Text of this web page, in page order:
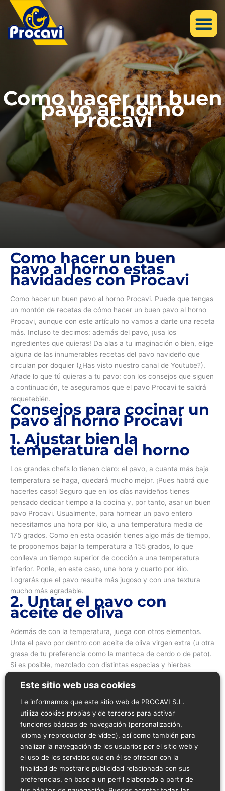
Como hacer un buen
pavo al horno
Procavi
Como hacer un buen
pavo al horno estas
navidades con Procavi
Como hacer un buen pavo al horno Procavi. Puede que tengas
un montón de recetas de cómo hacer un buen pavo al horno
Procavi, aunque con este artículo no vamos a darte una receta
más. Incluso te decimos: además del pavo, ¡usa los
ingredientes que quieras! Da alas a tu imaginación o bien, elige
alguna de las innumerables recetas del pavo navideño que
circulan por doquier (¿Has visto nuestro canal de Youtube?).
Añade lo que tú quieras a tu pavo: con los consejos que siguen
a continuación, te aseguramos que el pavo Procavi te saldrá
requetebién.
Consejos para cocinar un
pavo al horno Procavi
1. Ajustar bien la
temperatura del horno
Los grandes chefs lo tienen claro: el pavo, a cuanta más baja
temperatura se haga, quedará mucho mejor. ¡Pues habrá que
hacerles caso! Seguro que en los días navideños tienes
pensado dedicar tiempo a la cocina y, por tanto, asar un buen
pavo Procavi. Usualmente, para hornear un pavo entero
necesitamos una hora por kilo, a una temperatura media de
175 grados. Como en esta ocasión tienes algo más de tiempo,
te proponemos bajar la temperatura a 155 grados, lo que
conlleva un tiempo superior de cocción a una temperatura
inferior. Ponle, en este caso, una hora y cuarto por kilo.
Lograrás que el pavo resulte más jugoso y con una textura
mucho más agradable.
2. Untar el pavo con
aceite de oliva
Además de con la temperatura, juega con otros elementos.
Unta el pavo por dentro con aceite de oliva virgen extra (u otra
grasa de tu preferencia como la manteca de cerdo o de pato).
Si es posible, mezclado con distintas especias y hierbas
pavo Procavi y envuélvelo con vendas empapadas en aceite
de oliva virgen extra (te vuelvo a decir lo mismo: u otra grasa
de tu elección), y, además, rocía el pavo vendado con un cazo
de caldo de ave que tengas preparado.
3. Dorar bien el pavo en el
horno
Precalienta el horno a 220 grados. Cuando esté caliente, tapa
la fuente donde está el pavo con papel de aluminio e
introdúcela en el horno dejando asar durante quince minutos.
Este sitio web usa cookies
Le informamos que este sitio web de PROCAVI S.L.
utiliza cookies propias y de terceros para activar
funciones básicas de navegación (personalización,
idioma y reproductor de vídeo), así como también para
analizar la navegación de los usuarios por el sitio web y
el uso de los servicios que en él se ofrecen con la
finalidad de mostrarle publicidad relacionada con sus
preferencias, en base a un perfil elaborado a partir de